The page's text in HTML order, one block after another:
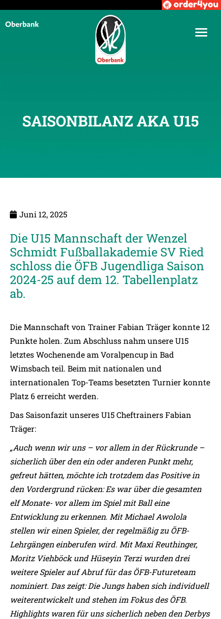
SAISONBILANZ AKA U15
Juni 12, 2025
Die U15 Mannschaft der Wenzel
Schmidt Fußballakademie SV Ried
schloss die ÖFB Jugendliga Saison
2024-25 auf dem 12. Tabellenplatz
ab.
Die Mannschaft von Trainer Fabian Träger konnte 12
Punkte holen. Zum Abschluss nahm unsere U15
letztes Wochenende am Voralpencup in Bad
Wimsbach teil. Beim mit nationalen und
internationalen Top-Teams besetzten Turnier konnte
Platz 6 erreicht werden.
Das Saisonfazit unseres U15 Cheftrainers Fabian
Träger:
„Auch wenn wir uns – vor allem in der Rückrunde –
sicherlich über den einoder anderen Punkt mehr,
gefreut hätten, möchte ich trotzdem das Positive in
den Vordergrund rücken:Es war über die gesamten
elf Monate- vor allem im Spiel mit Ball eine
Entwicklung zu erkennen. Mit Michael Awolola
stellen wir einen Spieler, der regelmäßig zu ÖFB-
Lehrgängen einberufen wird. Mit Maxi Reuthinger,
Moritz Viehböck und Hüseyin Terzi wurden drei
weitere Spieler auf Abruf für das ÖFB-Futureteam
nominiert. Das zeigt: Die Jungs haben sich individuell
weiterentwickelt und stehen im Fokus des ÖFB.
Highlights waren für uns sicherlich neben den Derbys